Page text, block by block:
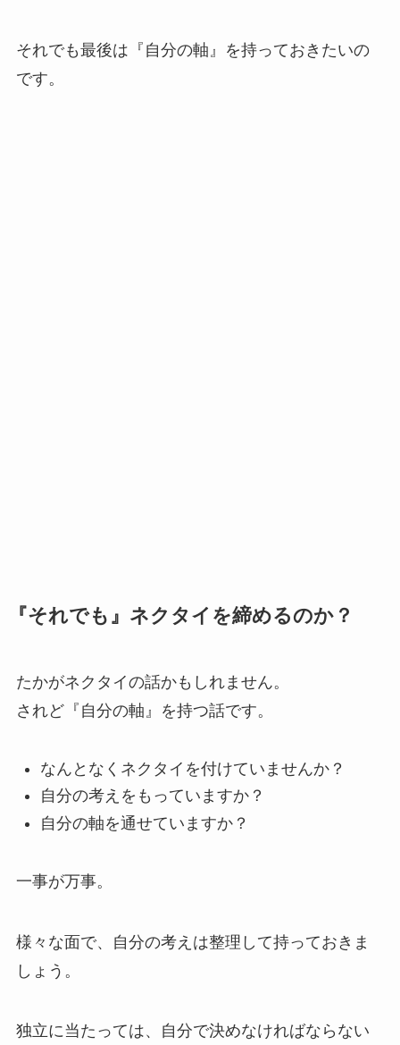
それでも最後は『自分の軸』を持っておきたいの
です。
『それでも』ネクタイを締めるのか？
たかがネクタイの話かもしれません。
されど『自分の軸』を持つ話です。
なんとなくネクタイを付けていませんか？
自分の考えをもっていますか？
自分の軸を通せていますか？
一事が万事。
様々な面で、自分の考えは整理して持っておきま
しょう。
独立に当たっては、自分で決めなければならない